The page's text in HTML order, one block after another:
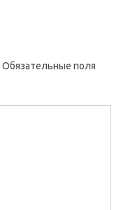
Обязательные поля